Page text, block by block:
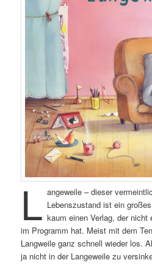
L angeweile – dieser
Lebenszustand ist ein
kaum einen Verlag, der
im Programm hat. Meist mit dem
Langweile ganz schnell wieder los.
ja nicht in der Langeweile zu